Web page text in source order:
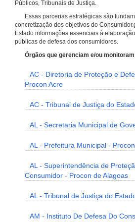
Públicos, Tribunais de Justiça.
Essas parcerias estratégicas são
concretização dos objetivos do
Estado informações essenciais à
públicas de defesa dos consumidores.
Órgãos que gerenciam e/ou
AC - Diretoria de Proteção e
Procon Acre
AC - Tribunal de Justiça do
AL - Secretaria Municipal de
AL - Prefeitura Municipal -
AL - Superintendência de
Consumidor - Procon de Alagoas
AL - Tribunal de Justiça do
AM - Instituto De Defesa Do